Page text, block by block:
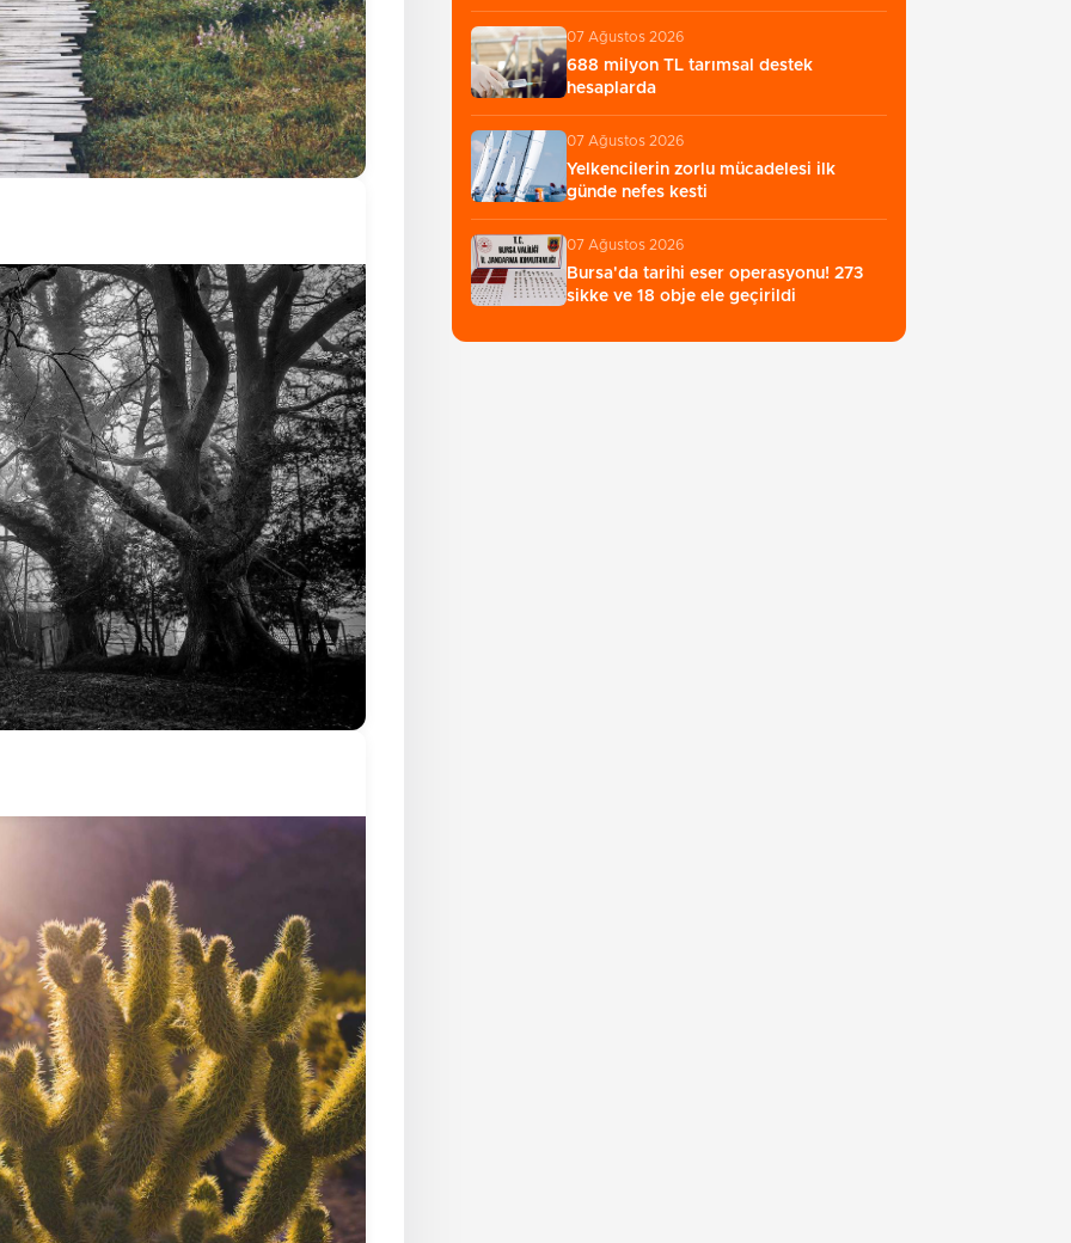
07 Ağustos 2026
688 milyon TL tarımsal destek
hesaplarda
07 Ağustos 2026
Yelkencilerin zorlu mücadelesi ilk
günde nefes kesti
07 Ağustos 2026
Bursa'da tarihi eser operasyonu! 273
sikke ve 18 obje ele geçirildi